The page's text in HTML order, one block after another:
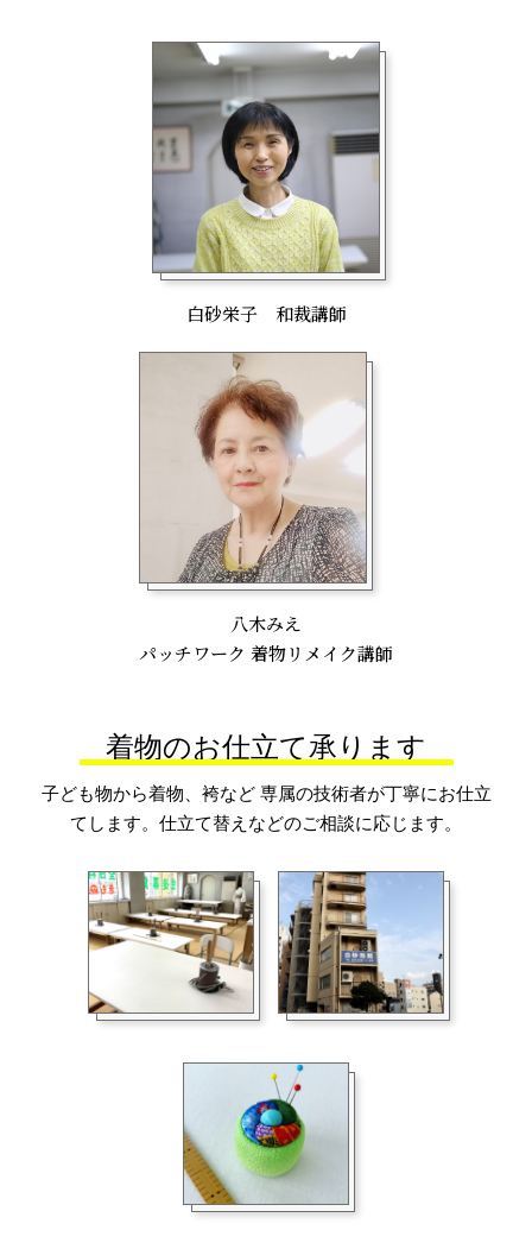
白砂栄子 和裁講師
八木みえ
パッチワーク 着物リメイク講師
着物のお仕立て承ります
子ども物から着物、袴など 専属の技術者が丁寧にお仕立
てします。仕立て替えなどのご相談に応じます。